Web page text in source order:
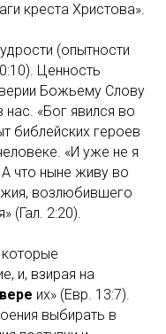
креста Христова».
Божьему Слову
«Бог явился во
библейских героев
«И уже не я
что ныне живу во
возлюбившего
(Гал. 2:20).
и, взирая на
вере их» (Евр. 13:7).
выбирать в